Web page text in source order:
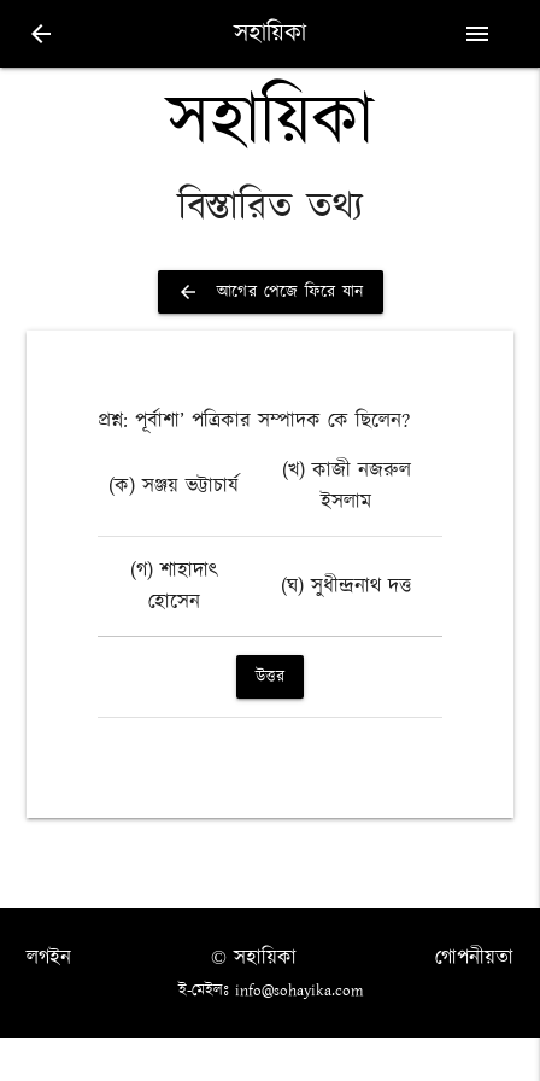
arrow_back সহায়িকা menu
সহায়িকা
বিস্তারিত তথ্য
arrow_back আগের পেজে ফিরে যান
প্রশ্ন: পূর্বাশা’ পত্রিকার সম্পাদক কে ছিলেন?
(ক) সঞ্জয় ভট্টাচার্য
(খ) কাজী নজরুল
ইসলাম
(গ) শাহাদাৎ
হোসেন
(ঘ) সুধীন্দ্রনাথ দত্ত
উত্তর
লগইন গোপনীয়তা
© সহায়িকা
ই-মেইলঃ info@sohayika.com